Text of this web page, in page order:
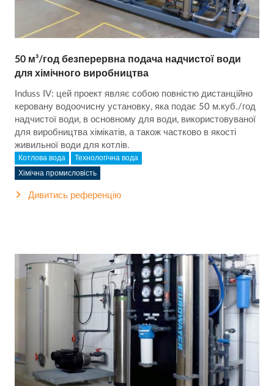
50 м³/год безперервна подача надчистої води
для хімічного виробництва
Induss IV: цей проект являє собою повністю дистанційно
керовану водоочисну установку, яка подає 50 м.куб./год
надчистої води, в основному для води, використовуваної
для виробництва хімікатів, а також частково в якості
живильної води для котлів.
Котлова вода Технологічна вода
Хімічна промисловість
Дивитись референцію